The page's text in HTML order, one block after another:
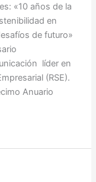
«10 años de la
en
de futuro»
líder en
(RSE).
Anuario